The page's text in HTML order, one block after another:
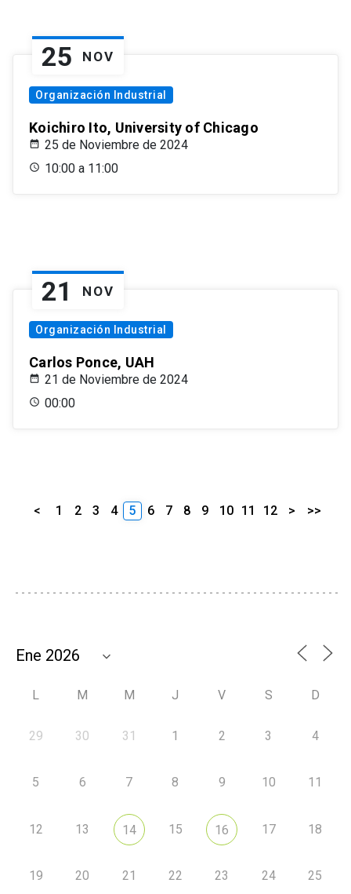
25 NOV
Organización Industrial
Koichiro Ito, University of Chicago
25 de Noviembre de 2024
10:00 a 11:00
21 NOV
Organización Industrial
Carlos Ponce, UAH
21 de Noviembre de 2024
00:00
< 1 2 3 4 5 6 7 8 9 10 11 12 > >>
L M M J V S D
29 30 31 1 2 3 4
5 6 7 8 9 10 11
12 13 14 15 16 17 18
19 20 21 22 23 24 25